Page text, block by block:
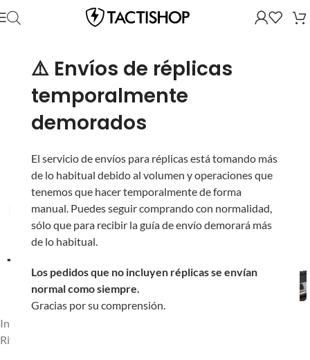
⚠️ Envíos de réplicas
temporalmente
demorados
El servicio de envíos para réplicas está tomando más
de lo habitual debido al volumen y operaciones que
tenemos que hacer temporalmente de forma
manual. Puedes seguir comprando con normalidad,
sólo que para recibir la guía de envío demorará más
de lo habitual.
Los pedidos que no incluyen réplicas se envían
normal como siempre.
Gracias por su comprensión.
Ver video
Inicio
Rifles de Asalto (AEG)